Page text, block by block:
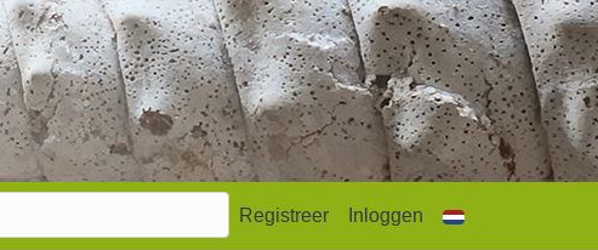
Registreer Inloggen